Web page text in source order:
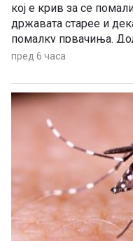
кој е крив за се
државата старее и
помалку првачиња.
заминуваат од
итни мерки за да се
пред 6 часа